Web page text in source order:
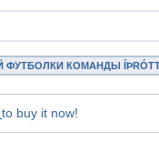
КОМАНДЫ
to buy it now!